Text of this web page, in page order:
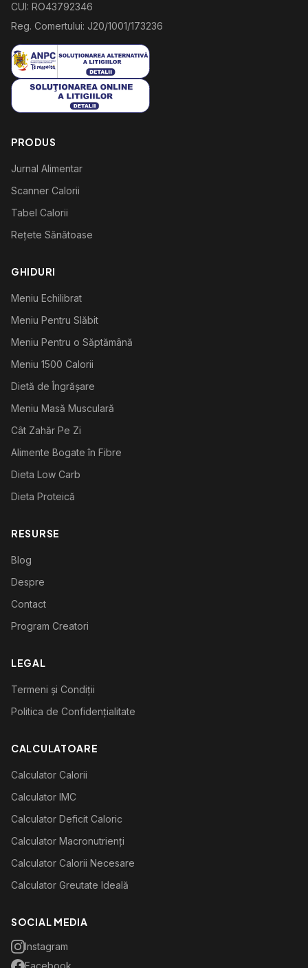
CUI: RO43792346
Reg. Comertului: J20/1001/173236
PRODUS
Jurnal Alimentar
Scanner Calorii
Tabel Calorii
Rețete Sănătoase
GHIDURI
Meniu Echilibrat
Meniu Pentru Slăbit
Meniu Pentru o Săptămână
Meniu 1500 Calorii
Dietă de Îngrășare
Meniu Masă Musculară
Cât Zahăr Pe Zi
Alimente Bogate în Fibre
Dieta Low Carb
Dieta Proteică
RESURSE
Blog
Despre
Contact
Program Creatori
LEGAL
Termeni și Condiții
Politica de Confidențialitate
CALCULATOARE
Calculator Calorii
Calculator IMC
Calculator Deficit Caloric
Calculator Macronutrienți
Calculator Calorii Necesare
Calculator Greutate Ideală
SOCIAL MEDIA
Instagram
Facebook